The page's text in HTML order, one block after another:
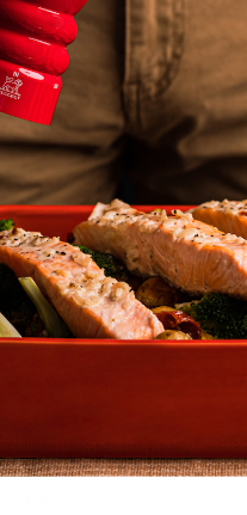
4.8/5-87 Bewertungen
u. Salzmühle,
A...
Schwarz
15 cm, matt